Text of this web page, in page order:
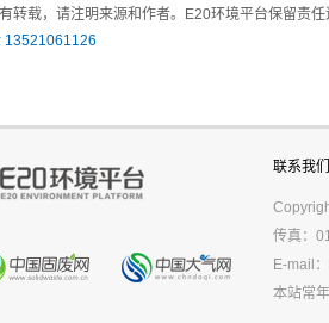
转载，请注明来源和作者。E20环境平台保留责任
13521061126
联系我们
传真：
E-mail：
本站常